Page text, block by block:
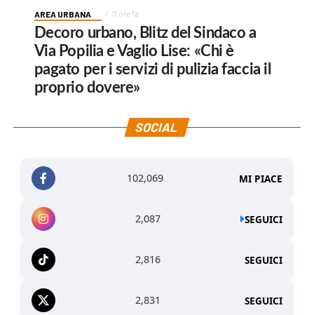
AREA URBANA 11 ore fa
Decoro urbano, Blitz del Sindaco a
Via Popilia e Vaglio Lise: «Chi è
pagato per i servizi di pulizia faccia il
proprio dovere»
SOCIAL
102,069 MI PIACE
2,087 SEGUICI
2,816 SEGUICI
2,831 SEGUICI